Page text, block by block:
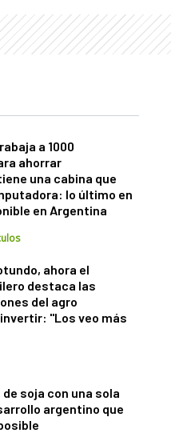
a 1000
ahorrar
una cabina que
lo último en
en Argentina
ahora el
destaca las
del agro
"Los veo más
soja con una sola
argentino que